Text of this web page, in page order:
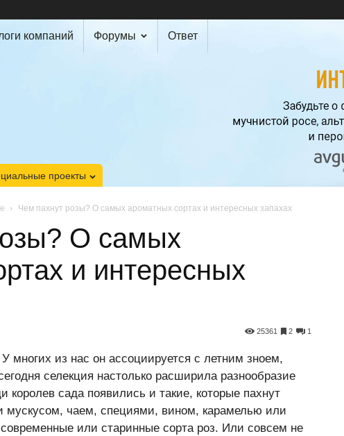
компаний Форумы Ответ
проекты
Чем пахнут розы? О самых ароматных сортах и интересных запахах
О самых
и интересных
1
2
25361
многих из нас он ассоциируется с летним зноем,
селекция настолько расширила разнообразие
королев сада появились и такие, которые пахнут
мускусом, чаем, специями, вином, карамелью или
или старинные сорта роз. Или совсем не